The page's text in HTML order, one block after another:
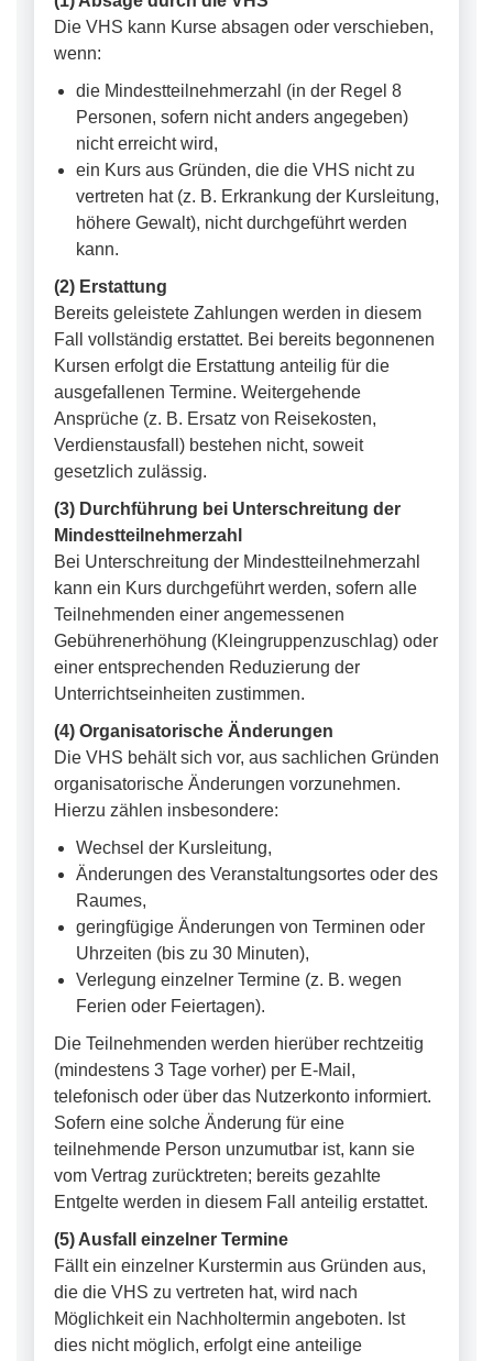
Die VHS kann Kurse absagen oder verschieben,
wenn:
die Mindestteilnehmerzahl (in der Regel 8
Personen, sofern nicht anders angegeben)
nicht erreicht wird,
ein Kurs aus Gründen, die die VHS nicht zu
vertreten hat (z. B. Erkrankung der Kursleitung,
höhere Gewalt), nicht durchgeführt werden
kann.
(2) Erstattung
Bereits geleistete Zahlungen werden in diesem
Fall vollständig erstattet. Bei bereits begonnenen
Kursen erfolgt die Erstattung anteilig für die
ausgefallenen Termine. Weitergehende
Ansprüche (z. B. Ersatz von Reisekosten,
Verdienstausfall) bestehen nicht, soweit
gesetzlich zulässig.
(3) Durchführung bei Unterschreitung der
Mindestteilnehmerzahl
Bei Unterschreitung der Mindestteilnehmerzahl
kann ein Kurs durchgeführt werden, sofern alle
Teilnehmenden einer angemessenen
Gebührenerhöhung (Kleingruppenzuschlag) oder
einer entsprechenden Reduzierung der
Unterrichtseinheiten zustimmen.
(4) Organisatorische Änderungen
Die VHS behält sich vor, aus sachlichen Gründen
organisatorische Änderungen vorzunehmen.
Hierzu zählen insbesondere:
Wechsel der Kursleitung,
Änderungen des Veranstaltungsortes oder des
Raumes,
geringfügige Änderungen von Terminen oder
Uhrzeiten (bis zu 30 Minuten),
Verlegung einzelner Termine (z. B. wegen
Ferien oder Feiertagen).
Die Teilnehmenden werden hierüber rechtzeitig
(mindestens 3 Tage vorher) per E-Mail,
telefonisch oder über das Nutzerkonto informiert.
Sofern eine solche Änderung für eine
teilnehmende Person unzumutbar ist, kann sie
vom Vertrag zurücktreten; bereits gezahlte
Entgelte werden in diesem Fall anteilig erstattet.
(5) Ausfall einzelner Termine
Fällt ein einzelner Kurstermin aus Gründen aus,
die die VHS zu vertreten hat, wird nach
Möglichkeit ein Nachholtermin angeboten. Ist
dies nicht möglich, erfolgt eine anteilige